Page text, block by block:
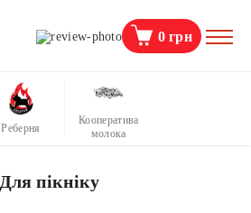
0грн
Реберня
Кооператива
молока
Для пікніку